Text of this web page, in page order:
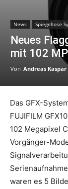
News Spiegellose
Neues
mit 102
Von Andreas Kaspar
Das GFX-
FUJIFILM
102 Megapixel
Vorgänger-
waren es 5